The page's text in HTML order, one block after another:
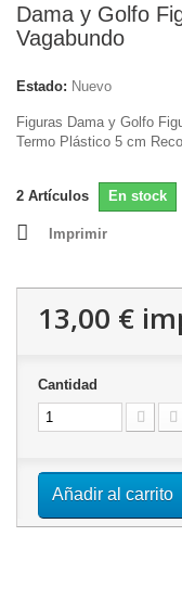
Dama y Golfo
Vagabundo
Estado: Nuevo
Figuras Dama y Golfo
Termo Plástico 5 cm
2 Artículos En stock
Imprimir
13,00 €
Cantidad
Añadir al carrito